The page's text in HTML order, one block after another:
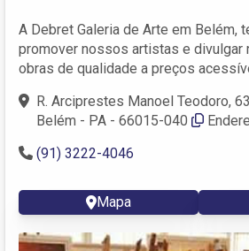
A Debret Galeria de Arte em Belém,
promover nossos artistas e divulgar
obras de qualidade a preços
R. Arciprestes Manoel Teodoro,
Belém - PA - 66015-040
(91) 3222-4046
Mapa